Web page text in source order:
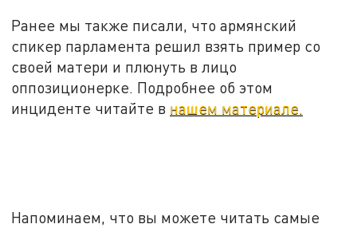
Ранее мы также писали, что армянский
спикер парламента решил взять пример со
своей матери и плюнуть в лицо
оппозиционерке. Подробнее об этом
инциденте читайте в нашем материале.
Напоминаем, что вы можете читать самые